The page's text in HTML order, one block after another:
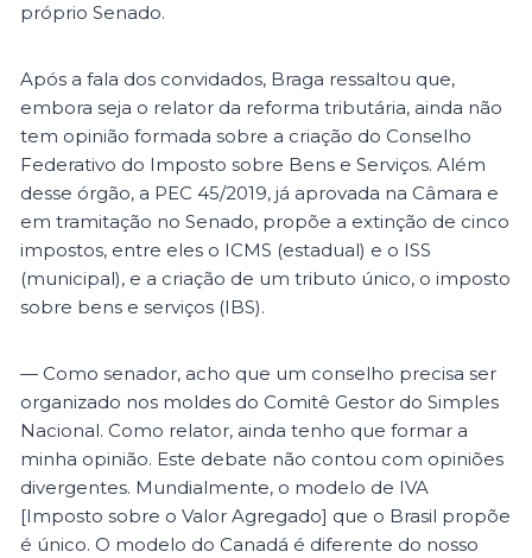
próprio Senado.
Após a fala dos convidados, Braga ressaltou que,
embora seja o relator da reforma tributária, ainda não
tem opinião formada sobre a criação do Conselho
Federativo do Imposto sobre Bens e Serviços. Além
desse órgão, a PEC 45/2019, já aprovada na Câmara e
em tramitação no Senado, propõe a extinção de cinco
impostos, entre eles o ICMS (estadual) e o ISS
(municipal), e a criação de um tributo único, o imposto
sobre bens e serviços (IBS).
— Como senador, acho que um conselho precisa ser
organizado nos moldes do Comitê Gestor do Simples
Nacional. Como relator, ainda tenho que formar a
minha opinião. Este debate não contou com opiniões
divergentes. Mundialmente, o modelo de IVA
[Imposto sobre o Valor Agregado] que o Brasil propõe
é único. O modelo do Canadá é diferente do nosso